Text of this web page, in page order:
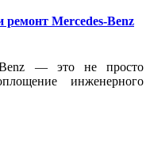
ремонт Mercedes-Benz
Benz — это не просто
инженерного